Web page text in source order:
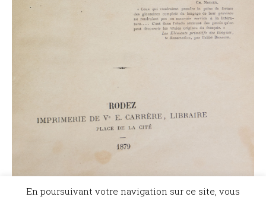
En poursuivant votre navigation sur ce site, vous